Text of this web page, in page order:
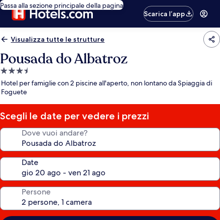
Passa alla sezione principale della pagina
Scarica l’app
Visualizza tutte le strutture
Pousada do Albatroz
Struttura
a
3.5
stelle
Hotel per famiglie con 2 piscine all'aperto, non lontano da Spiaggia di
Foguete
Scegli le date per vedere i prezzi
Dove vuoi andare?
Date
Persone